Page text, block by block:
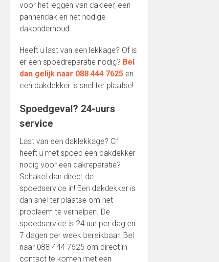
voor het leggen van dakleer, een
pannendak en het nodige
dakonderhoud.
Heeft u last van een lekkage? Of is
er een spoedreparatie nodig? Bel
dan gelijk naar 088 444 7625 en
een dakdekker is snel ter plaatse!
Spoedgeval? 24-uurs
service
Last van een daklekkage? Of
heeft u met spoed een dakdekker
nodig voor een dakreparatie?
Schakel dan direct de
spoedservice in! Een dakdekker is
dan snel ter plaatse om het
probleem te verhelpen. De
spoedservice is 24 uur per dag en
7 dagen per week bereikbaar. Bel
naar 088 444 7625 om direct in
contact te komen met een